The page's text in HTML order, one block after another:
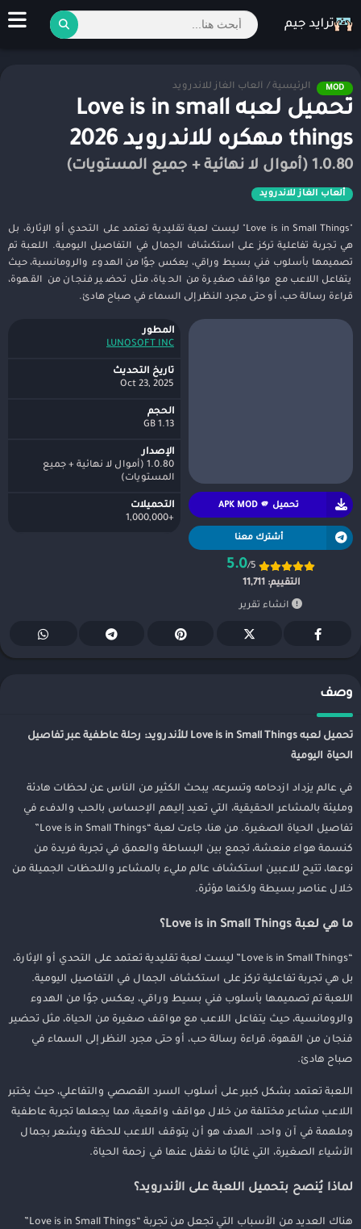
MOD الرئيسية / ألعاب الغاز للاندرويد
تحميل لعبه Love is in small
things مهكره للاندرويد 2026
1.0.80 (أموال لا نهائية + جميع المستويات)
ألعاب الغاز للاندرويد
"Love is in Small Things" ليست لعبة تقليدية تعتمد على التحدي أو الإثارة، بل
هي تجربة تفاعلية تركز على استكشاف الجمال في التفاصيل اليومية. اللعبة تم
تصميمها بأسلوب فني بسيط وراقي، يعكس جوًا من الهدوء والرومانسية، حيث
يتفاعل اللاعب مع مواقف صغيرة من الحياة، مثل تحضير فنجان من القهوة،
قراءة رسالة حب، أو حتى مجرد النظر إلى السماء في صباح هادئ.
تحميل APK MOD 🫵
أشترك معنا
5.0/5
التقييم:11,711
انشاء تقرير
المطور
LUNOSOFT INC
تاريخ التحديث
Oct 23, 2025
الحجم
1.13 GB
الإصدار
1.0.80 (أموال لا نهائية + جميع
المستويات)
التحميلات
+1,000,000
وصف
تحميل لعبه Love is in Small Things للأندرويد: رحلة عاطفية عبر تفاصيل
الحياة اليومية
في عالم يزداد ازدحامه وتسرعه، يبحث الكثير من الناس عن لحظات هادئة
ومليئة بالمشاعر الحقيقية، التي تعيد إليهم الإحساس بالحب والدفء في
تفاصيل الحياة الصغيرة. من هنا، جاءت لعبة “Love is in Small Things”
كنسمة هواء منعشة، تجمع بين البساطة والعمق في تجربة فريدة من
نوعها، تتيح للاعبين استكشاف عالم مليء بالمشاعر واللحظات الجميلة من
خلال عناصر بسيطة ولكنها مؤثرة.
ما هي لعبة Love is in Small Things؟
“Love is in Small Things” ليست لعبة تقليدية تعتمد على التحدي أو الإثارة،
بل هي تجربة تفاعلية تركز على استكشاف الجمال في التفاصيل اليومية.
اللعبة تم تصميمها بأسلوب فني بسيط وراقي، يعكس جوًا من الهدوء
والرومانسية، حيث يتفاعل اللاعب مع مواقف صغيرة من الحياة، مثل تحضير
فنجان من القهوة، قراءة رسالة حب، أو حتى مجرد النظر إلى السماء في
صباح هادئ.
اللعبة تعتمد بشكل كبير على أسلوب السرد القصصي والتفاعلي، حيث يختبر
اللاعب مشاعر مختلفة من خلال مواقف واقعية، مما يجعلها تجربة عاطفية
وملهمة في آن واحد. الهدف هو أن يتوقف اللاعب للحظة ويشعر بجمال
الأشياء الصغيرة، التي غالبًا ما نغفل عنها في زحمة الحياة.
لماذا يُنصح بتحميل اللعبة على الأندرويد؟
هناك العديد من الأسباب التي تجعل من تجربة “Love is in Small Things”